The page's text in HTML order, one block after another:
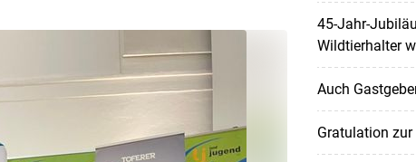
Skip to main content
45-Jahr-
Wildtierhalter
Auch
Gratulation